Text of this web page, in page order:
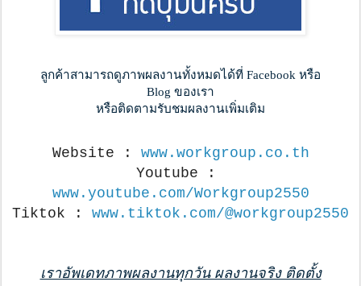
ลูกค้าสามารถดูภาพผลงานทั้งหมดได้ที่ Facebook หรือ
Blog ของเรา
หรือติดตามรับชมผลงานเพิ่มเติม
Website : www.workgroup.co.th
www.youtube.com/Workgroup2550
Tiktok : www.tiktok.com/@workgroup2550
เราอัพเดทภาพผลงานทุกวัน ผลงานจริง ติดตั้ง